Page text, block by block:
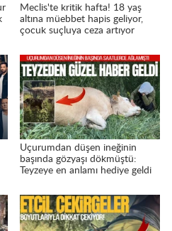
Meclis'te kritik hafta! 18 yaş
altına müebbet hapis geliyor,
çocuk suçluya ceza artıyor
Uçurumdan düşen ineğinin
başında gözyaşı dökmüştü:
Teyzeye en anlamı hediye geldi